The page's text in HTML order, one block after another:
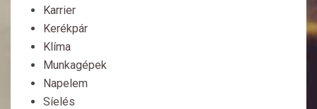
Karrier
Kerékpár
Klíma
Munkagépek
Napelem
Síelés